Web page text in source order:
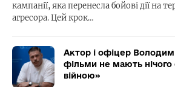
кампанії, яка перенесла бойові дії на
агресора. Цей крок…
Актор і офіцер
фільми не мають нічого
війною»